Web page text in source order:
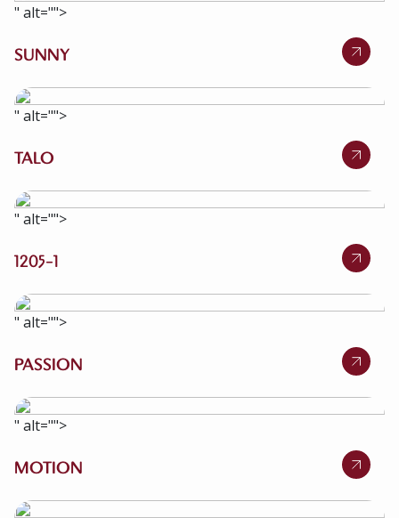
" alt="">
SUNNY
" alt="">
TALO
" alt="">
1205-1
" alt="">
PASSION
" alt="">
MOTION